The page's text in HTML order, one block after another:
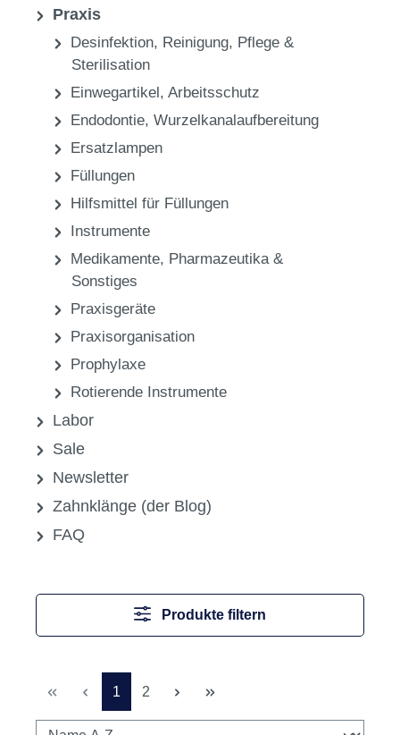
Praxis
Desinfektion, Reinigung, Pflege &
Sterilisation
Einwegartikel, Arbeitsschutz
Endodontie, Wurzelkanalaufbereitung
Ersatzlampen
Füllungen
Hilfsmittel für Füllungen
Instrumente
Medikamente, Pharmazeutika &
Sonstiges
Praxisgeräte
Praxisorganisation
Prophylaxe
Rotierende Instrumente
Labor
Sale
Newsletter
Zahnklänge (der Blog)
FAQ
Produkte filtern
Seite
1 Seite
2